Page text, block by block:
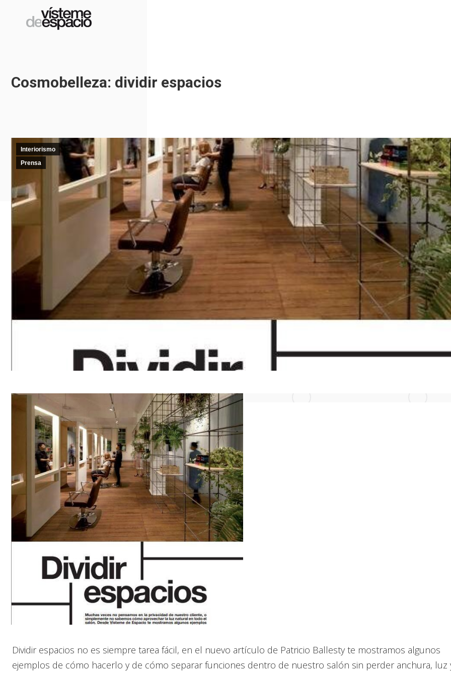
Cosmobelleza: dividir espacios
Interiorismo
Prensa
Dividir espacios no es siempre tarea fácil, en el nuevo artículo de Patricio Ballesty te mostramos algunos
ejemplos de cómo hacerlo y de cómo separar funciones dentro de nuestro salón sin perder anchura, luz